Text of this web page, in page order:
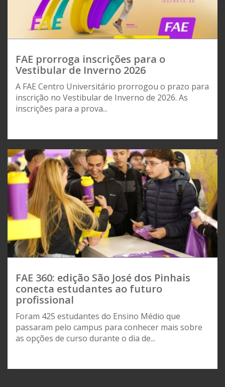
FAE prorroga inscrições para o
Vestibular de Inverno 2026
A FAE Centro Universitário prorrogou o prazo para
inscrição no Vestibular de Inverno de 2026. As
inscrições para a prova...
FAE 360: edição São José dos Pinhais
conecta estudantes ao futuro
profissional
Foram 425 estudantes do Ensino Médio que
passaram pelo campus para conhecer mais sobre
as opções de curso durante o dia de...